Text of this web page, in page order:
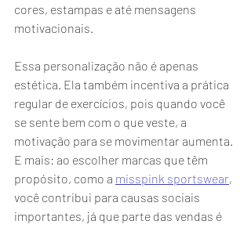
cores, estampas e até mensagens
motivacionais.
Essa personalização não é apenas
estética. Ela também incentiva a prática
regular de exercícios, pois quando você
se sente bem com o que veste, a
motivação para se movimentar aumenta.
E mais: ao escolher marcas que têm
propósito, como a misspink sportswear,
você contribui para causas sociais
importantes, já que parte das vendas é